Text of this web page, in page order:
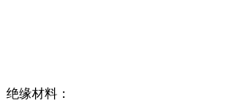
绝缘材料：